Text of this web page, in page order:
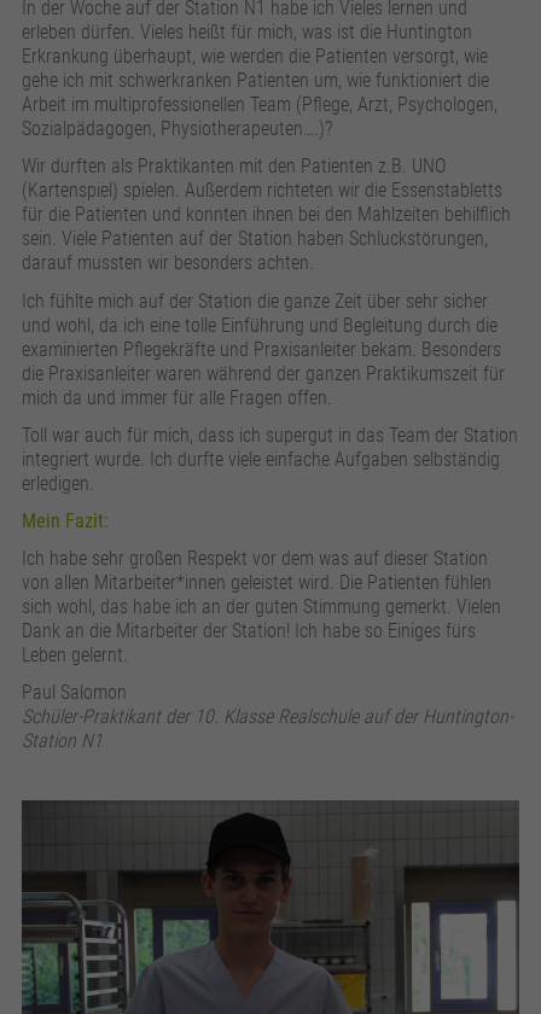
In der Woche auf der Station N1 habe ich Vieles lernen und
erleben dürfen. Vieles heißt für mich, was ist die Huntington
Erkrankung überhaupt, wie werden die Patienten versorgt, wie
gehe ich mit schwerkranken Patienten um, wie funktioniert die
Arbeit im multiprofessionellen Team (Pflege, Arzt, Psychologen,
Sozialpädagogen, Physiotherapeuten….)?
Wir durften als Praktikanten mit den Patienten z.B. UNO
(Kartenspiel) spielen. Außerdem richteten wir die Essenstabletts
für die Patienten und konnten ihnen bei den Mahlzeiten behilflich
sein. Viele Patienten auf der Station haben Schluckstörungen,
darauf mussten wir besonders achten.
Ich fühlte mich auf der Station die ganze Zeit über sehr sicher
und wohl, da ich eine tolle Einführung und Begleitung durch die
examinierten Pflegekräfte und Praxisanleiter bekam. Besonders
die Praxisanleiter waren während der ganzen Praktikumszeit für
mich da und immer für alle Fragen offen.
Toll war auch für mich, dass ich supergut in das Team der Station
integriert wurde. Ich durfte viele einfache Aufgaben selbständig
erledigen.
Mein Fazit:
Ich habe sehr großen Respekt vor dem was auf dieser Station
von allen Mitarbeiter*innen geleistet wird. Die Patienten fühlen
sich wohl, das habe ich an der guten Stimmung gemerkt. Vielen
Dank an die Mitarbeiter der Station! Ich habe so Einiges fürs
Leben gelernt.
Paul Salomon
Schüler-Praktikant der 10. Klasse Realschule auf der Huntington-
Station N1